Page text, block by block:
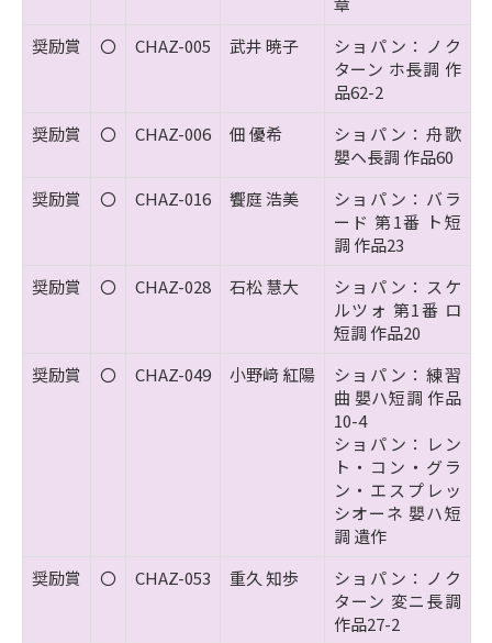
奨励賞
〇 CHAZ-005 武井 暁子
ショパン：ノク
ターン ホ長調 作
品62-2
奨励賞
〇 CHAZ-006 佃 優希
ショパン：舟歌
嬰ヘ長調 作品60
奨励賞
〇 CHAZ-016 饗庭 浩美
ショパン：バラ
ード 第1番 ト短
調 作品23
奨励賞
〇 CHAZ-028 石松 慧大
ショパン：スケ
ルツォ 第1番 ロ
短調 作品20
奨励賞
〇 CHAZ-049 小野﨑 紅陽
ショパン：練習
曲 嬰ハ短調 作品
10-4
ショパン：レン
ト・コン・グラ
ン・エスプレッ
シオーネ 嬰ハ短
調 遺作
奨励賞
〇 CHAZ-053 重久 知歩
ショパン：ノク
ターン 変ニ長調
作品27-2